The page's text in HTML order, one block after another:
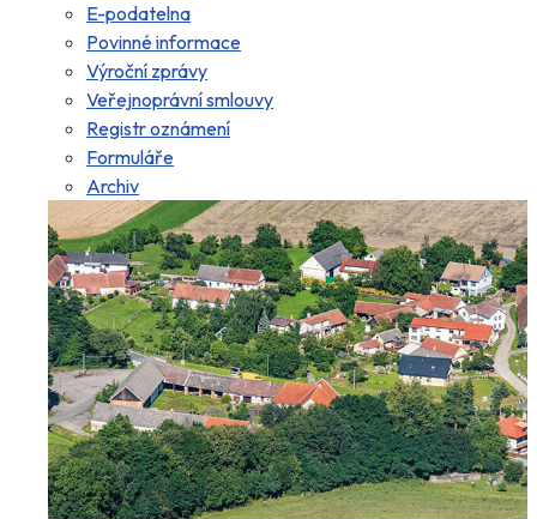
E-podatelna
Povinné informace
Výroční zprávy
Veřejnoprávní smlouvy
Registr oznámení
Formuláře
Archiv